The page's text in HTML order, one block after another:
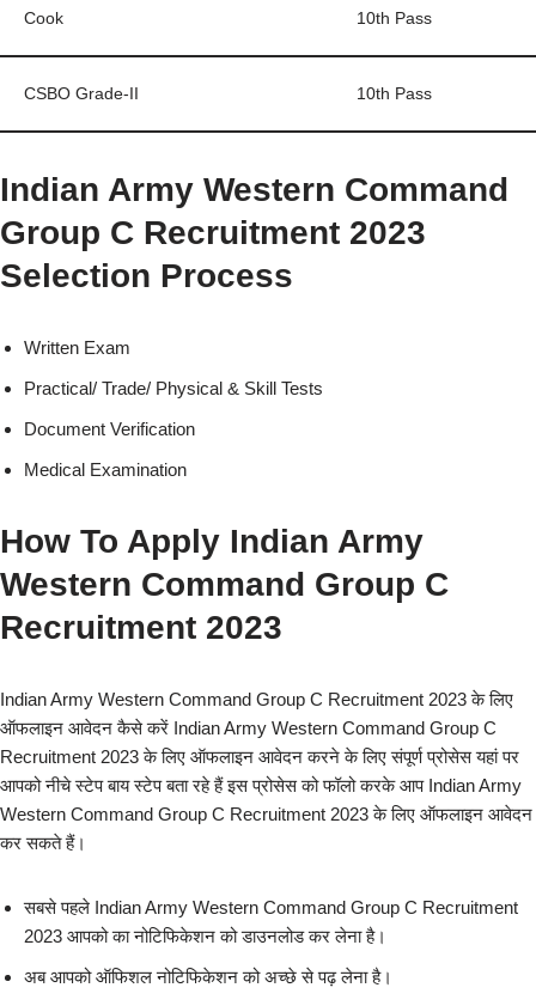
Cook 10th Pass
CSBO Grade-II 10th Pass
Indian Army Western Command
Group C Recruitment 2023
Selection Process
Written Exam
Practical/ Trade/ Physical & Skill Tests
Document Verification
Medical Examination
How To Apply Indian Army
Western Command Group C
Recruitment 2023
Indian Army Western Command Group C Recruitment 2023 के लिए
ऑफलाइन आवेदन कैसे करें Indian Army Western Command Group C
Recruitment 2023 के लिए ऑफलाइन आवेदन करने के लिए संपूर्ण प्रोसेस यहां पर
आपको नीचे स्टेप बाय स्टेप बता रहे हैं इस प्रोसेस को फॉलो करके आप Indian Army
Western Command Group C Recruitment 2023 के लिए ऑफलाइन आवेदन
कर सकते हैं।
सबसे पहले Indian Army Western Command Group C Recruitment
2023 आपको का नोटिफिकेशन को डाउनलोड कर लेना है।
अब आपको ऑफिशल नोटिफिकेशन को अच्छे से पढ़ लेना है।